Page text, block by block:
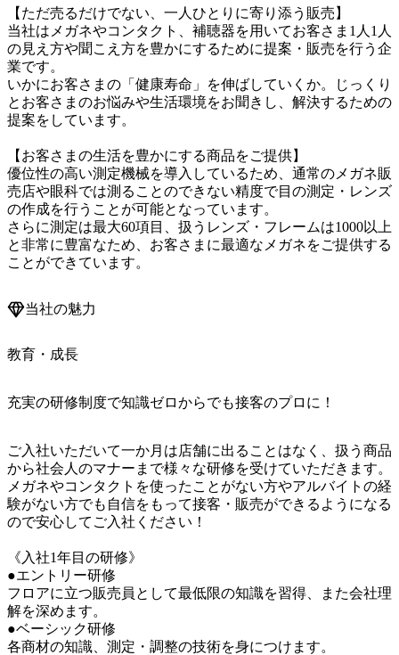
【ただ売るだけでない、一人ひとりに寄り添う販売】
当社はメガネやコンタクト、補聴器を用いてお客さま1人1人
の見え方や聞こえ方を豊かにするために提案・販売を行う企
業です。
いかにお客さまの「健康寿命」を伸ばしていくか。じっくり
とお客さまのお悩みや生活環境をお聞きし、解決するための
提案をしています。
【お客さまの生活を豊かにする商品をご提供】
優位性の高い測定機械を導入しているため、通常のメガネ販
売店や眼科では測ることのできない精度で目の測定・レンズ
の作成を行うことが可能となっています。
さらに測定は最大60項目、扱うレンズ・フレームは1000以上
と非常に豊富なため、お客さまに最適なメガネをご提供する
ことができています。
当社の魅力
教育・成長
充実の研修制度で知識ゼロからでも接客のプロに！
ご入社いただいて一か月は店舗に出ることはなく、扱う商品
から社会人のマナーまで様々な研修を受けていただきます。
メガネやコンタクトを使ったことがない方やアルバイトの経
験がない方でも自信をもって接客・販売ができるようになる
ので安心してご入社ください！
《入社1年目の研修》
●エントリー研修
フロアに立つ販売員として最低限の知識を習得、また会社理
解を深めます。
●ベーシック研修
各商材の知識、測定・調整の技術を身につけます。